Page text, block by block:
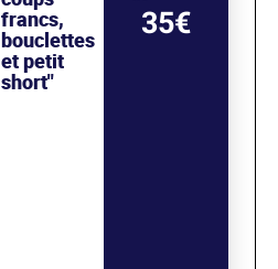
francs,
bouclettes
et petit
short"
35€